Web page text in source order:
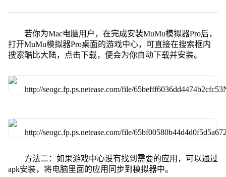
若你为Mac电脑用户，在完成安装MuMu模拟器Pro后，
打开MuMu模拟器Pro桌面的游戏中心，可直接在搜索框内
搜索酷比大陆，点击下载，便会为你自动下载并安装。
方法二：如果游戏中心没有找到需要的应用，可以通过
apk安装，将电脑里面的应用同步到模拟器中。